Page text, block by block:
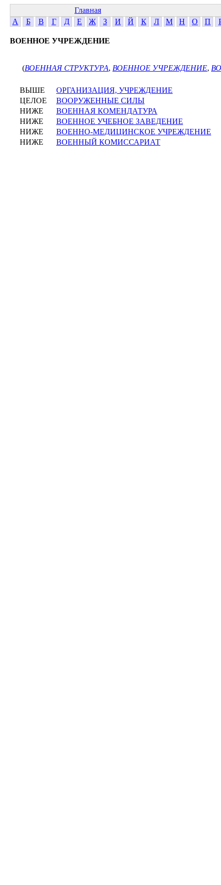
Главная
А
Б В Г Д Е Ж З И Й К Л М Н О П
ВОЕННОЕ УЧРЕЖДЕНИЕ
(ВОЕННАЯ СТРУКТУРА, ВОЕННОЕ УЧРЕЖДЕНИЕ,
ВЫШЕ
ОРГАНИЗАЦИЯ, УЧРЕЖДЕНИЕ
ЦЕЛОЕ
ВООРУЖЕННЫЕ СИЛЫ
НИЖЕ
ВОЕННАЯ КОМЕНДАТУРА
НИЖЕ
ВОЕННОЕ УЧЕБНОЕ ЗАВЕДЕНИЕ
НИЖЕ
ВОЕННО-МЕДИЦИНСКОЕ УЧРЕЖДЕНИЕ
НИЖЕ
ВОЕННЫЙ КОМИССАРИАТ